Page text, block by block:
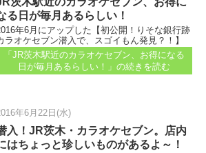
る日が毎月あるらしい！
年6月にアップした【初公開！りそな銀行跡
ラオケセブン潜入で、スゴイもん発見？！】
の記事で紹介した、JR茨木駅そばのカラオケセ
ブン...
「JR茨木駅近のカラオケセブン、お得になる
日が毎月あるらしい！」 の続きを読む
年6月22日(水)
入！JR茨木・カラオケセブン。店内
はちょっと珍しいものがあるよ～！